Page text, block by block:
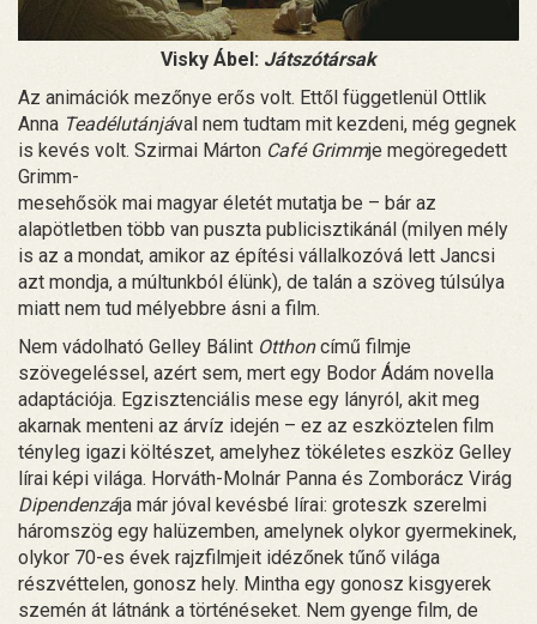
Visky Ábel: Játszótársak
Az animációk mezőnye erős volt. Ettől függetlenül Ottlik
Anna Teadélutánjával nem tudtam mit kezdeni, még gegnek
is kevés volt. Szirmai Márton Café Grimmje megöregedett
Grimm-
mesehősök mai magyar életét mutatja be – bár az
alapötletben több van puszta publicisztikánál (milyen mély
is az a mondat, amikor az építési vállalkozóvá lett Jancsi
azt mondja, a múltunkból élünk), de talán a szöveg túlsúlya
miatt nem tud mélyebbre ásni a film.
Nem vádolható Gelley Bálint Otthoncímű filmje
szövegeléssel, azért sem, mert egy Bodor Ádám novella
adaptációja. Egzisztenciális mese egy lányról, akit meg
akarnak menteni az árvíz idején – ez az eszköztelen film
tényleg igazi költészet, amelyhez tökéletes eszköz Gelley
lírai képi világa. Horváth-Molnár Panna és Zomborácz Virág
Dipendenzája már jóval kevésbé lírai: groteszk szerelmi
háromszög egy halüzemben, amelynek olykor gyermekinek,
olykor 70-es évek rajzfilmjeit idézőnek tűnő világa
részvéttelen, gonosz hely. Mintha egy gonosz kisgyerek
szemén át látnánk a történéseket. Nem gyenge film, de